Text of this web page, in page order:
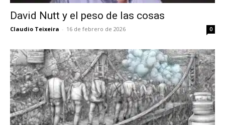
David Nutt y el peso de las cosas
Claudio Teixeira - 16 de febrero de 2026 0